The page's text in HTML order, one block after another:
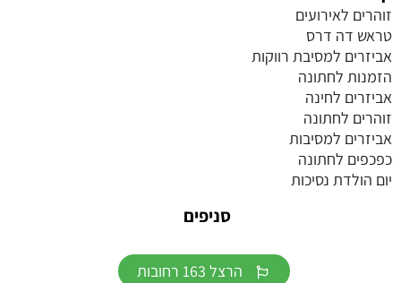
זוהרים לאירועים
טראש דה דרס
אביזרים למסיבת רווקות
הזמנות לחתונה
אביזרים לחינה
זוהרים לחתונה
אביזרים למסיבות
כפכפים לחתונה
יום הולדת נסיכות
סניפים
הרצל 163 רחובות